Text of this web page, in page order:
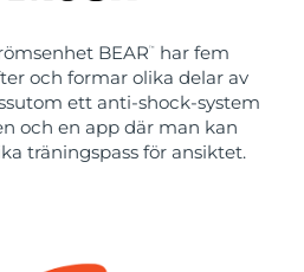
BEAR™
har fem
och formar olika delar av
ett anti-shock-system
och en app där man kan
träningspass för ansiktet.